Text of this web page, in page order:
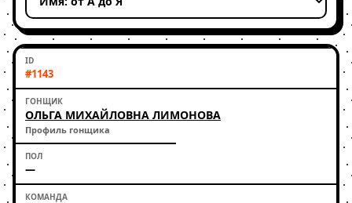
#1143
ОЛЬГА МИХАЙЛОВНА ЛИМОНОВА
Профиль гонщика
—